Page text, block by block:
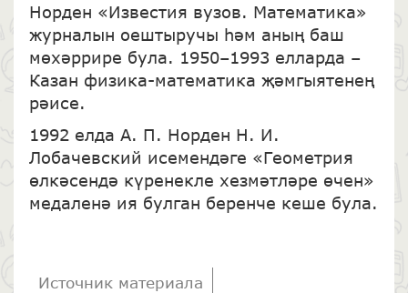
Норден «Известия вузов. Математика»
журналын оештыручы һәм аның баш
мөхәррире була. 1950–1993 елларда –
Казан физика-математика җәмгыятенең
рәисе.
1992 елда А. П. Норден Н. И.
Лобачевский исемендәге «Геометрия
өлкәсендә күренекле хезмәтләре өчен»
медаленә ия булган беренче кеше була.
Источник материала